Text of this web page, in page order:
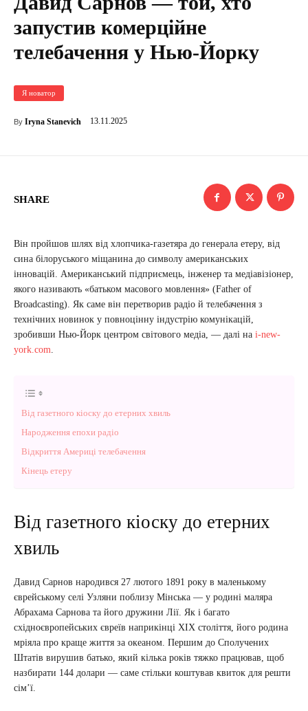
запустив комерційне
телебачення у Нью-Йорку
Я новатор
By Iryna Stanevich 13.11.2025
SHARE
Він пройшов шлях від хлопчика-газетяра до генерала етеру, від
сина білоруського міщанина до символу американських
інновацій. Американський підприємець, інженер та медіавізіонер,
якого називають «батьком масового мовлення» (Father of
Broadcasting). Як саме він перетворив радіо й телебачення з
технічних новинок у повноцінну індустрію комунікацій,
зробивши Нью-Йорк центром світового медіа, — далі на i-new-
york.com
Від газетного кіоску до етерних хвиль
Народження епохи радіо
Відкриття Америці телебачення
Кінець етеру
Від газетного кіоску до етерних
хвиль
Давид Сарнов народився 27 лютого 1891 року в маленькому
єврейському селі Узляни поблизу Мінська — у родині маляра
Абрахама Сарнова та його дружини Лії. Як і багато
східноєвропейських євреїв наприкінці XIX століття, його родина
мріяла про краще життя за океаном. Першим до Сполучених
Штатів вирушив батько, який кілька років тяжко працював, щоб
назбирати 144 долари — саме стільки коштував квиток для решти
сім’ї.